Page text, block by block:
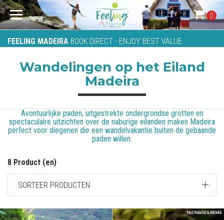
FEELING MADEIRA BOOK DIRECT - ENJOY BEST VALUE
0
Wandelingen op het Eiland
Madeira
Avontuurlijke paden, uitgestrekte ondergrondse grotten en
spectaculaire uitzichten over de naburige eilanden maken Madeira
perfect voor diegenen die een wandelvakantie buiten de gebaande
paden willen.
8 Product (en)
SORTEER PRODUCTEN